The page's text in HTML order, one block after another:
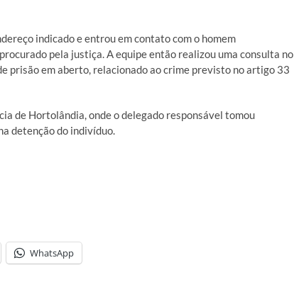
indicado e entrou em contato com o homem
pela justiça. A equipe então realizou uma consulta no
prisão em aberto, relacionado ao crime previsto no artigo 33
de Hortolândia, onde o delegado responsável tomou
detenção do indivíduo.
WhatsApp